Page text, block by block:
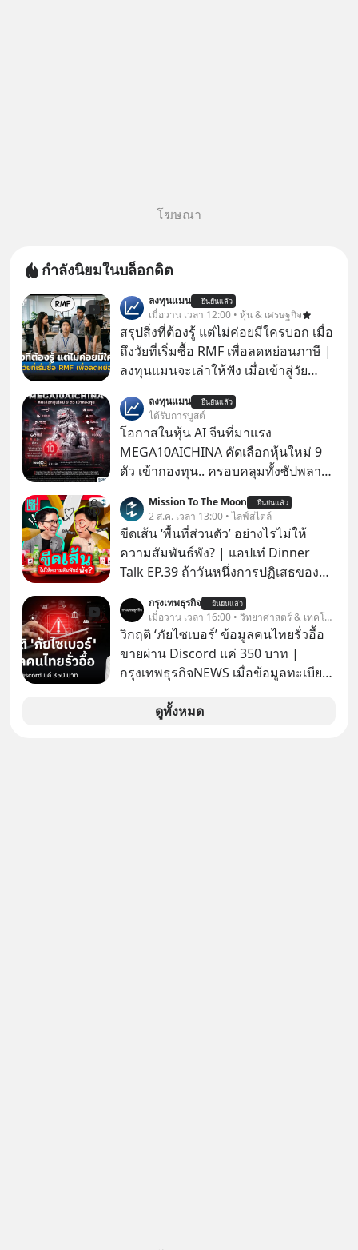
โฆษณา
กำลังนิยมในบล็อกดิต
ลงทุนแมน ยืนยันแล้ว
เมื่อวาน เวลา 12:00 • หุ้น & เศรษฐกิจ
สรุปสิ่งที่ต้องรู้ แต่ไม่ค่อยมีใครบอก เมื่อ
ถึงวัยที่เริ่มซื้อ RMF เพื่อลดหย่อนภาษี |
ลงทุนแมนจะเล่าให้ฟัง เมื่อเข้าสู่วัย
ภาษี หลายคนมักได้รับคำแนะนำให้
ลงทุนใน RMF เพราะนอกจากจะช่วยลด
หย่อนภาษีได้แล้ว ยังเป็นโอกาสในการ
สร้างความมั่งคั่งระยะยาว แต่น้อยคน
นักที่จะลงลึกว่า ถ้าลงทุนใน RMF ควรรู้
อะไรบ้าง ควรดู ตรงไหน ทำอย่างไร ถึง
จะดีกับเรา แล้วเราควรรู้ข้อมูลอะไร
เกี่ยวกับ RMF บ้าง เพื่อให้นำไปใช้ต่อได้
จริง ๆ ลงทุนแมนจะเล่าให้ฟัง
ลงทุนแมน ยืนยันแล้ว
ได้รับการบูสต์
โอกาสในหุ้น AI จีนที่มาแรง
MEGA10AICHINA คัดเลือกหุ้นใหม่ 9
ตัว เข้ากองทุน.. ครอบคลุมทั้งซัปพลาย
โปรโมชัน ลด 50% ค่าธรรมเนียมซื้อ |
ยอด 2 ล้านบาทขึ้นไป ฟรีค่าธรรมเนียม
ซื้อ
Mission To The Moon ยืนยันแล้ว
2 ส.ค. เวลา 13:00 • ไลฟ์สไตล์
ขีดเส้น ‘พื้นที่ส่วนตัว’ อย่างไรไม่ให้
ความสัมพันธ์พัง? | แอปเท๋ Dinner
Talk EP.39 ถ้าวันหนึ่งการปฏิเสธของ
ตั้งกำแพงใส่และมองว่าเราเห็นแก่ตัวทั้ง
ที่เราเองก็ไม่เคยปฏิเสธใครอย่างนี้มา
ก่อน แต่พอตั้งใจจะ ‘สร้างขอบเขต’ เพื่อ
ตัวเองดูสักครั้ง กลับทำให้เกิดรอยร้าว
ในความสัมพันธ์เสียอย่างนั้น โดยราย
การแอปเท๋ Dinner Talk ในวันนี้โฮสต์
ทั้ง 2 ท่าน แทป-รวิศ หาญอุตสาหะ และ
กรุงเทพธุรกิจ ยืนยันแล้ว
เมื่อวาน เวลา 16:00 • วิทยาศาสตร์ & เทคโนโลยี
วิกฤติ ‘ภัยไซเบอร์’ ข้อมูลคนไทยรั่วอื้อ
ขายผ่าน Discord แค่ 350 บาท |
กรุงเทพธุรกิจNEWS เมื่อข้อมูลทะเบียน
ในมือมิจฉาชีพ และถูกขายในตลาดมืด
ดูทั้งหมด